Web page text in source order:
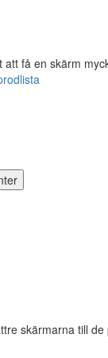
få en skärm
skärmarna till